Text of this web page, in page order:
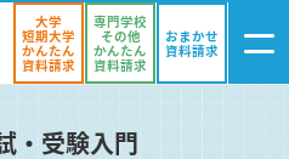
気になる
大学
短期大学
かんたん
資料請求
専門学校
その他
かんたん
資料請求
おまかせ
資料請求
・受験入門